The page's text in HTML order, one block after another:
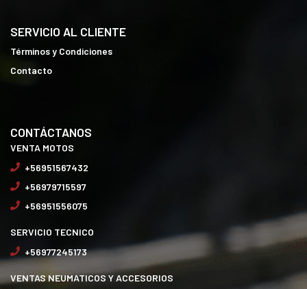
SERVICIO AL CLIENTE
Términos y Condiciones
Contacto
CONTÁCTANOS
VENTA MOTOS
+56951567432
+56979715597
+56951556075
SERVICIO TECNICO
+56977245173
VENTAS NEUMATICOS Y ACCESORIOS